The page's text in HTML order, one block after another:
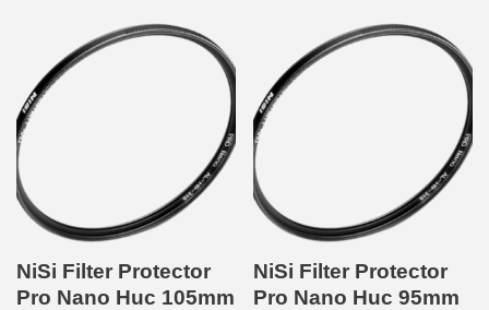
NiSi Filter Protector
Pro Nano Huc 105mm
NiSi Filter Protector
Pro Nano Huc 95mm